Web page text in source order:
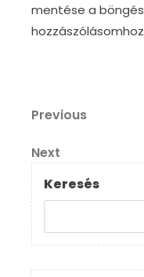
mentése a
Bejegyzés
navigáció
Previous
Previous
Next
Post
Next
Keresés